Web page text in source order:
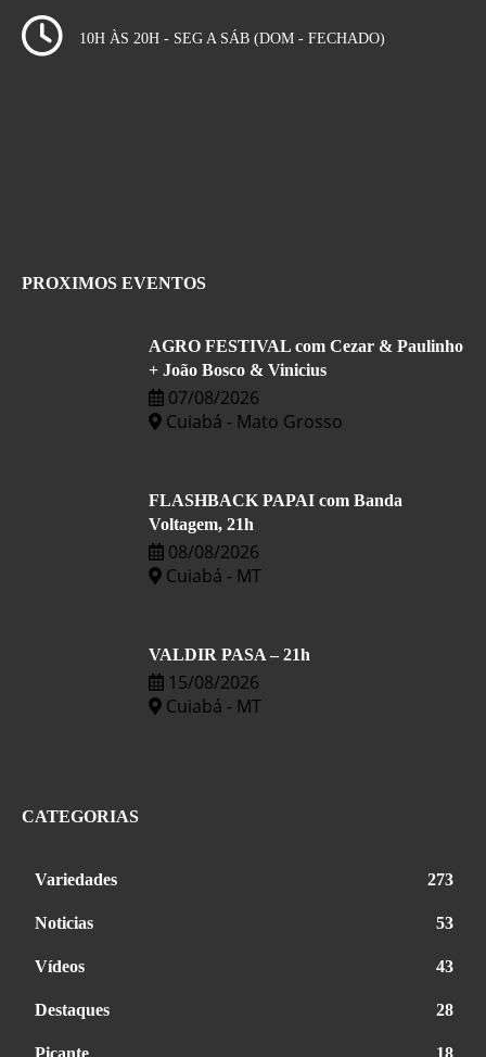
10H ÀS 20H - SEG A SÁB (DOM - FECHADO)
PROXIMOS EVENTOS
AGRO FESTIVAL com Cezar & Paulinho
+ João Bosco & Vinicius
07/08/2026
Cuiabá - Mato Grosso
FLASHBACK PAPAI com Banda
Voltagem, 21h
08/08/2026
Cuiabá - MT
VALDIR PASA – 21h
15/08/2026
Cuiabá - MT
CATEGORIAS
Variedades 273
Noticias 53
Vídeos 43
Destaques 28
Picante 18